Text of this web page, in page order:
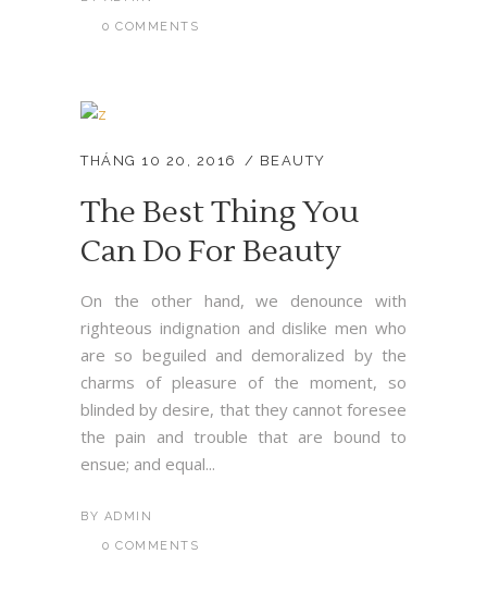
0 COMMENTS
THÁNG 10 20, 2016 BEAUTY
The Best Thing You
Can Do For Beauty
On the other hand, we denounce with
righteous indignation and dislike men who
are so beguiled and demoralized by the
charms of pleasure of the moment, so
blinded by desire, that they cannot foresee
the pain and trouble that are bound to
ensue; and equal...
BY ADMIN
0 COMMENTS